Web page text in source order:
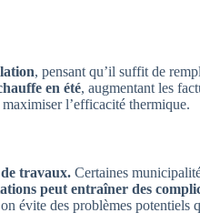
, pensant qu’il suffit de
en été, augmentant les
l’efficacité thermique.
travaux. Certaines
peut entraîner des
évite des problèmes potentiels